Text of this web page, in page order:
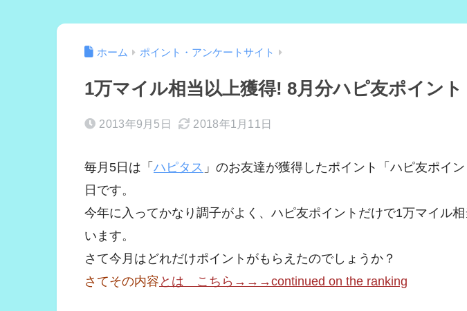
ホーム ポイント・アンケートサイト
1万マイル相当以上獲得! 8月分ハピ友ポイント
2013年9月5日 2018年1月11日
毎月5日は「 ハピタス 」のお友達が獲得したポイント「ハピ友ポイ
日です。
今年に入ってかなり調子がよく、ハピ友ポイントだけで1万マイル
います。
さて今月はどれだけポイントがもらえたのでしょうか？
さてその内容 とは こちら→→→continued on the ranking